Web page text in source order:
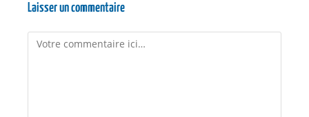
Laisser un commentaire